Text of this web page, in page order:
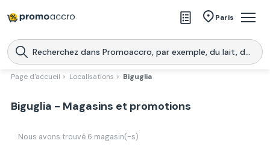
Paris
Magasins
Produits
Promoaccro
Page d'accueil > Localisations > Biguglia
Biguglia - Magasins et promotions
Nous avons trouvé 6 magasin(-s)